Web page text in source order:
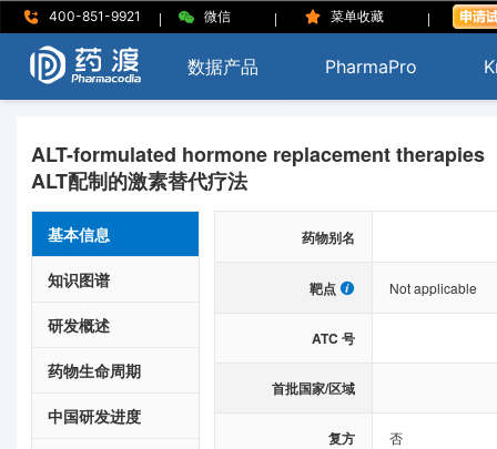
400-851-9921 | 微信 | 菜单收藏 |
数据产品 PharmaPro
ALT-formulated hormone replacement therapies
ALT配制的激素替代疗法
基本信息
知识图谱
研发概述
药物生命周期
中国研发进度
药物别名
靶点 Not applicable
ATC 号
首批国家/区域
复方 否